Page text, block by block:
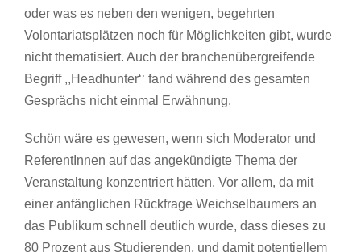
oder was es neben den wenigen, begehrten
Volontariatsplätzen noch für Möglichkeiten gibt, wurde
nicht thematisiert. Auch der branchenübergreifende
Begriff ,,Headhunter‘‘ fand während des gesamten
Gesprächs nicht einmal Erwähnung.
Schön wäre es gewesen, wenn sich Moderator und
ReferentInnen auf das angekündigte Thema der
Veranstaltung konzentriert hätten. Vor allem, da mit
einer anfänglichen Rückfrage Weichselbaumers an
das Publikum schnell deutlich wurde, dass dieses zu
80 Prozent aus Studierenden, und damit potentiellem